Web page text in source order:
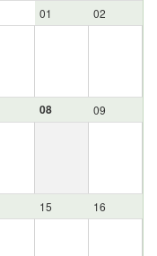
01 02
08 09
15 16